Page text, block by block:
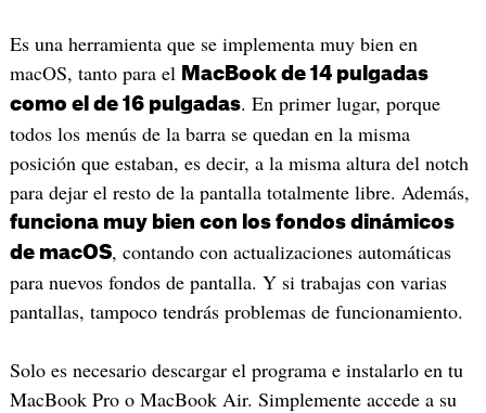
Es una herramienta que se implementa muy bien en
macOS, tanto para el MacBook de 14 pulgadas
como el de 16 pulgadas. En primer lugar, porque
todos los menús de la barra se quedan en la misma
posición que estaban, es decir, a la misma altura del notch
para dejar el resto de la pantalla totalmente libre. Además,
funciona muy bien con los fondos dinámicos
de macOS, contando con actualizaciones automáticas
para nuevos fondos de pantalla. Y si trabajas con varias
pantallas, tampoco tendrás problemas de funcionamiento.
Solo es necesario descargar el programa e instalarlo en tu
MacBook Pro o MacBook Air. Simplemente accede a su